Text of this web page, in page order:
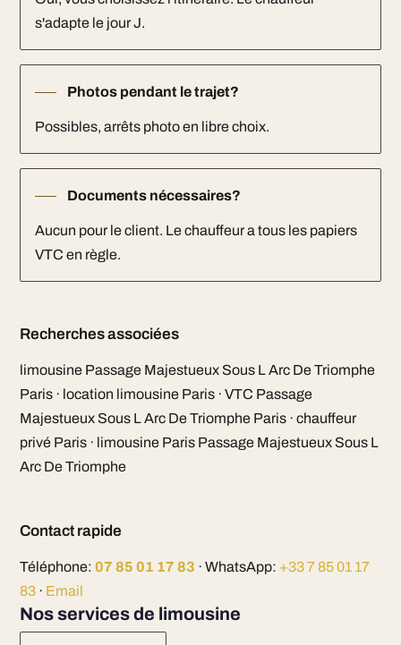
s'adapte le jour J.
Photos pendant le trajet?
Possibles, arrêts photo en libre choix.
Documents nécessaires?
Aucun pour le client. Le chauffeur a tous les papiers
VTC en règle.
Recherches associées
limousine Passage Majestueux Sous L Arc De Triomphe
Paris · location limousine Paris · VTC Passage
Majestueux Sous L Arc De Triomphe Paris · chauffeur
privé Paris · limousine Paris Passage Majestueux Sous L
Arc De Triomphe
Contact rapide
Téléphone: 07 85 01 17 83 · WhatsApp: +33 7 85 01 17
83· Email
Nos services de limousine